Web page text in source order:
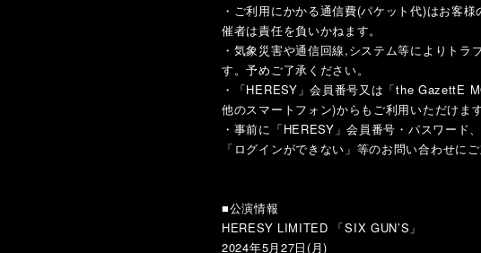
・ご利用にかかる通信費(パケット代)はお客
催者は責任を負いかねます。
・気象災害や通信回線,システム等によりト
す。予めご了承ください。
・「HERESY」会員番号又は「the GazettE
他のスマートフォン)からもご利用いただけます
・事前に「HERESY」会員番号・パスワー
「ログインができない」等のお問い合わせに
■公演情報
HERESY LIMITED 「SIX GUN’S」
2024年5月27日(月)